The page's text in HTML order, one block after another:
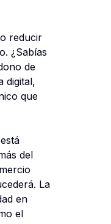
reducir
¿Sabías
de
digital,
que
del
La
en
el